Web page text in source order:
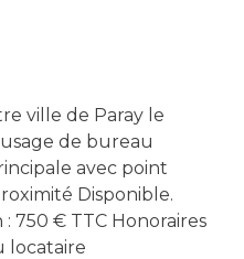
ville de Paray le
de bureau
avec point
Disponible.
750 € TTC Honoraires
locataire